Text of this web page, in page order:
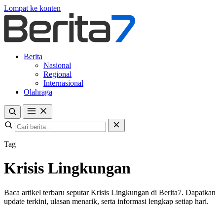
Lompat ke konten
Berita
Nasional
Regional
Internasional
Olahraga
Tag
Krisis Lingkungan
Baca artikel terbaru seputar Krisis Lingkungan di Berita7. Dapatkan
update terkini, ulasan menarik, serta informasi lengkap setiap hari.